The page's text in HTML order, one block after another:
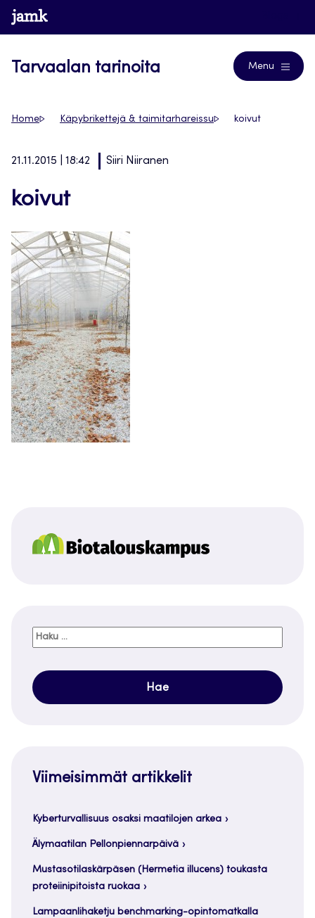
Siirry
suoraan
www.jamk.fi
Tarvaalan tarinoita Menu
Home Käpybrikettejä & taimitarhareissu koivut
21.11.2015 | 18:42 Siiri Niiranen
koivut
Haku:
Viimeisimmät artikkelit
Kyberturvallisuus osaksi maatilojen arkea
Älymaatilan Pellonpiennarpäivä
Mustasotilaskärpäsen (Hermetia illucens) toukasta
proteiinipitoista ruokaa
Lampaanlihaketju benchmarking-opintomatkalla